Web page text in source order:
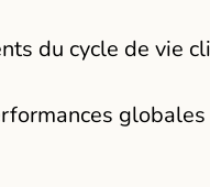
du cycle de vie